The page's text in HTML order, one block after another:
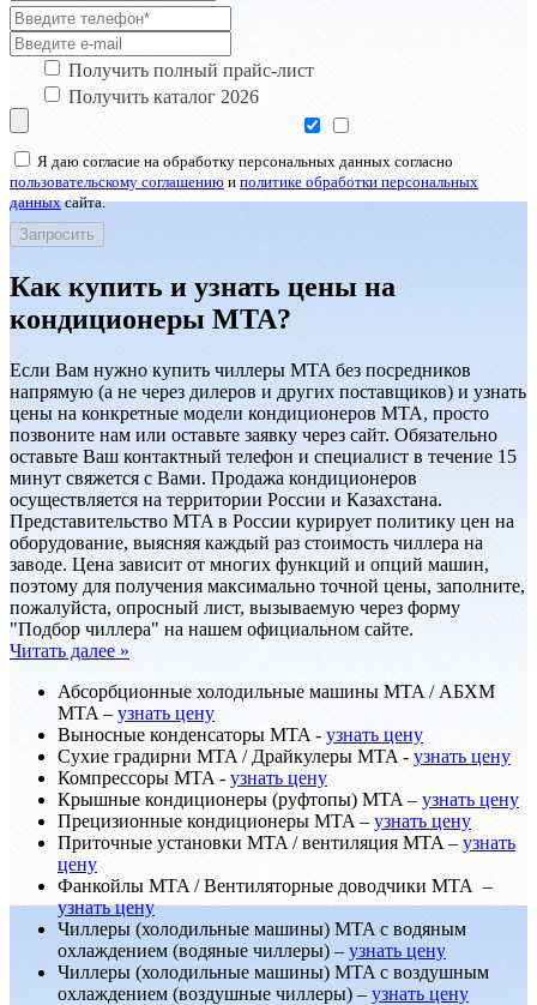
Получить полный прайс-лист
Получить каталог 2026
Я даю согласие на обработку персональных данных согласно
пользовательскому соглашению и политике обработки персональных
данныхсайта.
Как купить и узнать цены на
кондиционеры MTA?
Если Вам нужно купить чиллеры MTA без посредников
напрямую (а не через дилеров и других поставщиков) и узнать
цены на конкретные модели кондиционеров MTA, просто
позвоните нам или оставьте заявку через сайт. Обязательно
оставьте Ваш контактный телефон и специалист в течение 15
минут свяжется с Вами. Продажа кондиционеров
осуществляется на территории России и Казахстана.
Представительство MTA в России курирует политику цен на
оборудование, выясняя каждый раз стоимость чиллера на
заводе. Цена зависит от многих функций и опций машин,
поэтому для получения максимально точной цены, заполните,
пожалуйста, опросный лист, вызываемую через форму
"Подбор чиллера" на нашем официальном сайте.
Читать далее »
Абсорбционные холодильные машины MTA / АБХМ
MTA –узнать цену
Выносные конденсаторы MTA - узнать цену
Сухие градирни MTA / Драйкулеры MTA - узнать цену
Компрессоры MTA - узнать цену
Крышные кондиционеры (руфтопы) MTA – узнать цену
Прецизионные кондиционеры MTA –узнать цену
Приточные установки MTA / вентиляция MTA –узнать
цену
Фанкойлы MTA / Вентиляторные доводчики MTA –
узнать цену
Чиллеры (холодильные машины) MTA с водяным
охлаждением (водяные чиллеры) –узнать цену
Чиллеры (холодильные машины) MTA с воздушным
охлаждением (воздушные чиллеры) – узнать цену